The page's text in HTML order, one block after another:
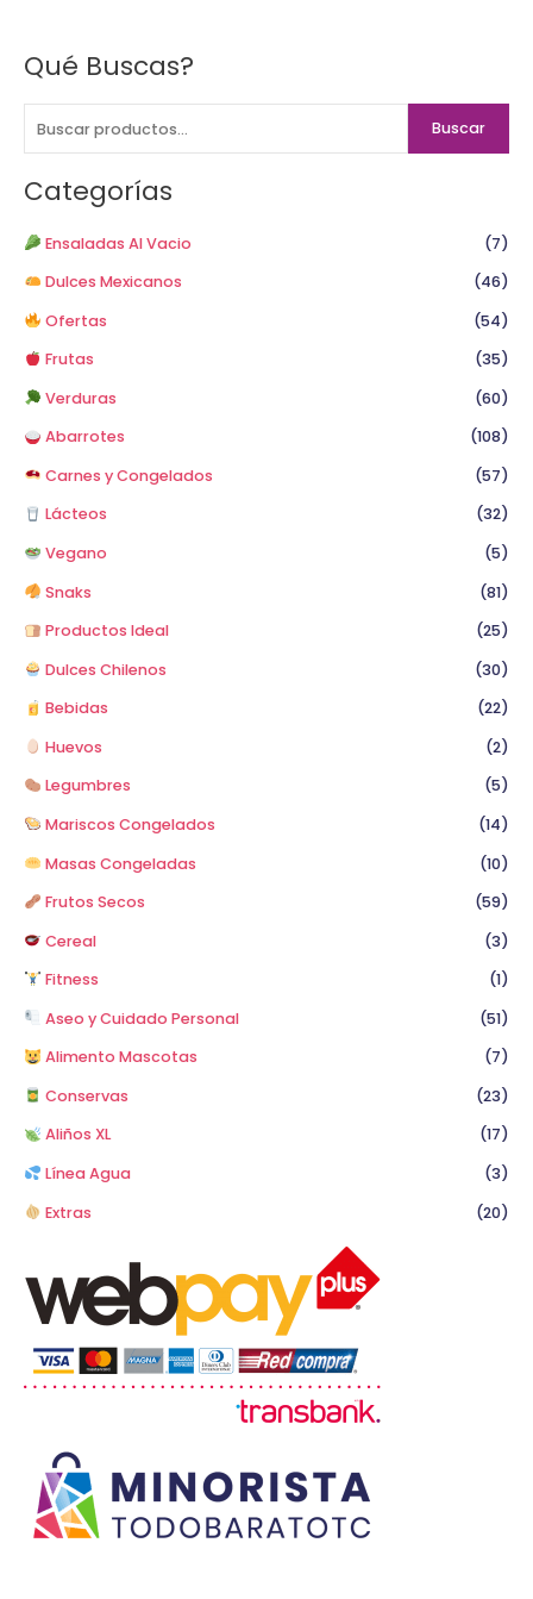
Qué Buscas?
B
c
a
p
:
Buscar
Categorías
Ensaladas Al Vacio
(7)
Dulces Mexicanos
(46)
Ofertas
(54)
Frutas
(35)
Verduras
(60)
Abarrotes
(108)
Carnes y Congelados
(57)
Lácteos
(32)
Vegano
(5)
Snaks
(81)
Productos Ideal
(25)
Dulces Chilenos
(30)
Bebidas
(22)
Huevos
(2)
Legumbres
(5)
Mariscos Congelados
(14)
Masas Congeladas
(10)
Frutos Secos
(59)
Cereal
(3)
Fitness
(1)
Aseo y Cuidado Personal
(51)
Alimento Mascotas
(7)
Conservas
(23)
Aliños XL
(17)
Línea Agua
(3)
Extras
(20)